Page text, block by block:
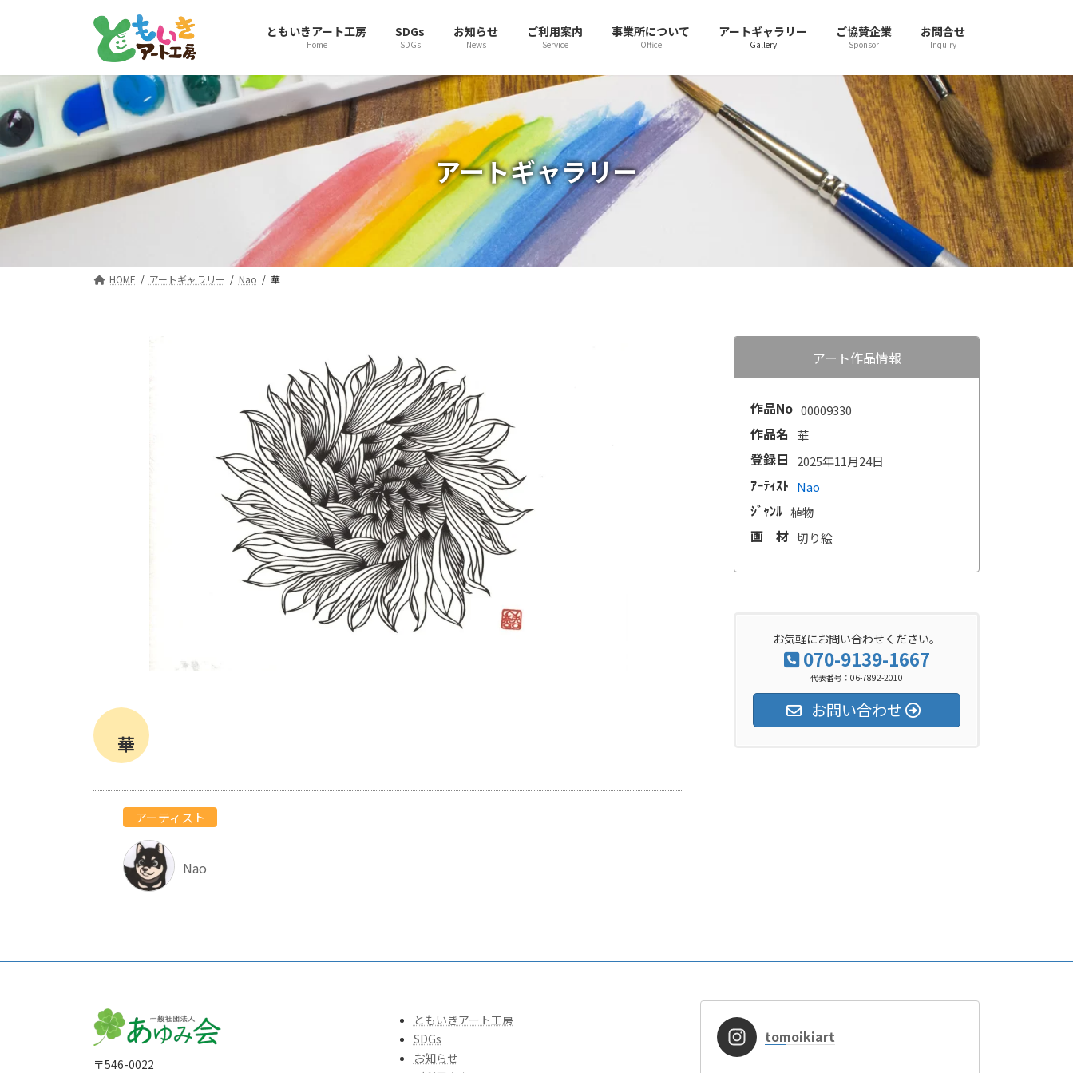
へ
ス
キ
ッ
プ
ョ
ン
に
移
動
ともいきアート工房
Home
SDGs
SDGs
お知らせ
News
ご利用案内
Service
事業所について
Office
アートギャラリー
Gallery
ご協賛企業
Sponsor
お問合せ
Inquiry
アートギャラリー
HOME アートギャラリー Nao 華
華
アーティスト
Nao
アート作品情報
作品No 00009330
作品名 華
登録日 2025年11月24日
ｱｰﾃｨｽﾄ Nao
ｼﾞｬﾝﾙ 植物
画 材 切り絵
お気軽にお問い合わせください。
070-9139-1667
代表番号：06-7892-2010
お問い合わせ
〒546-0022
ともいきアート工房
SDGs
お知らせ
tomoikiart